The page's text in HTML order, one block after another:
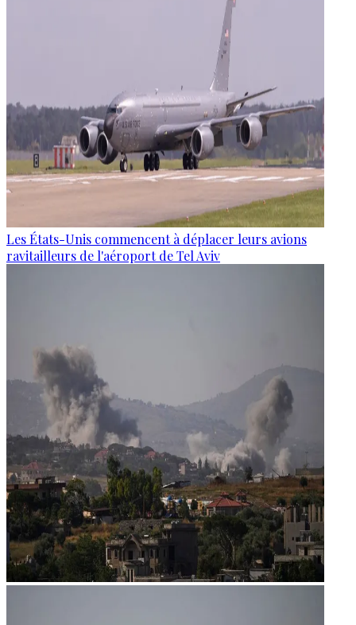
Les États-Unis commencent à déplacer leurs avions
ravitailleurs de l'aéroport de Tel Aviv